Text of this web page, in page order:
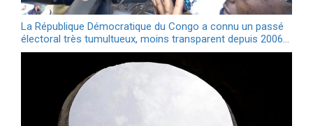
La République Démocratique du Congo a connu un passé
électoral très tumultueux, moins transparent depuis 2006…